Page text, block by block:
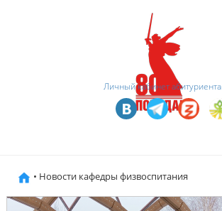
Личный кабинет абитуриента
• Новости кафедры физвоспитания